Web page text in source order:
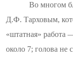
Во многом
Д.Ф. Тарховым,
«штатная» работа
около 7; голова не